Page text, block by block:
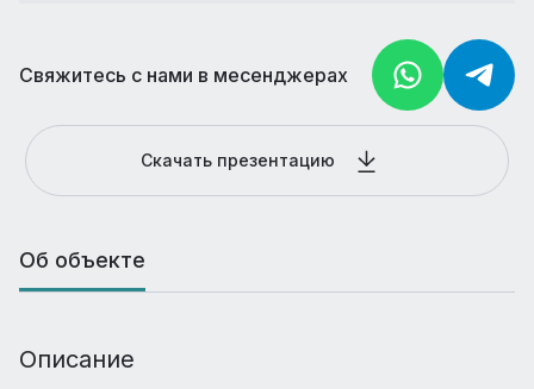
Свяжитесь с нами в месенджерах
Скачать презентацию
Об объекте
Описание